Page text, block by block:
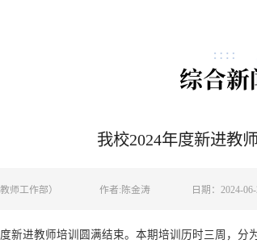
综合新
我校2024年度新进教
师工作部） 作者:陈金涛 日期：2024-
度新进教师培训圆满结束。本期培训历时三周，